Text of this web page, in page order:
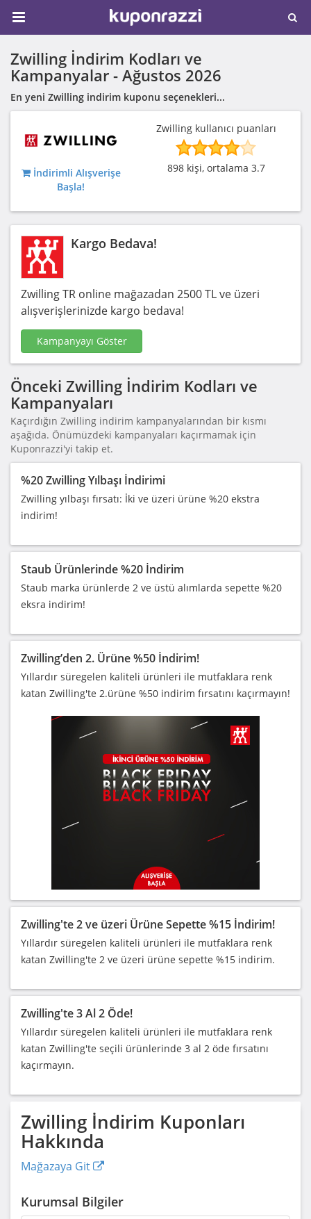
Zwilling İndirim Kodları ve
Kampanyalar - Ağustos 2026
En yeni Zwilling indirim kuponu seçenekleri...
İndirimli Alışverişe
Başla!
Zwilling kullanıcı puanları
898 kişi, ortalama 3.7
Kargo Bedava!
Zwilling TR online mağazadan 2500 TL ve üzeri
alışverişlerinizde kargo bedava!
Kampanyayı Göster
Önceki Zwilling İndirim Kodları ve
Kampanyaları
Kaçırdığın Zwilling indirim kampanyalarından bir kısmı
aşağıda. Önümüzdeki kampanyaları kaçırmamak için
Kuponrazzi'yi takip et.
%20 Zwilling Yılbaşı İndirimi
Zwilling yılbaşı fırsatı: İki ve üzeri ürüne %20 ekstra
indirim!
Staub Ürünlerinde %20 İndirim
Staub marka ürünlerde 2 ve üstü alımlarda sepette %20
eksra indirim!
Zwilling’den 2. Ürüne %50 İndirim!
Yıllardır süregelen kaliteli ürünleri ile mutfaklara renk
katan Zwilling'te 2.ürüne %50 indirim fırsatını kaçırmayın!
Zwilling'te 2 ve üzeri Ürüne Sepette %15 İndirim!
Yıllardır süregelen kaliteli ürünleri ile mutfaklara renk
katan Zwilling'te 2 ve üzeri ürüne sepette %15 indirim.
Zwilling'te 3 Al 2 Öde!
Yıllardır süregelen kaliteli ürünleri ile mutfaklara renk
katan Zwilling'te seçili ürünlerinde 3 al 2 öde fırsatını
kaçırmayın.
Zwilling İndirim Kuponları
Hakkında
Mağazaya Git
Kurumsal Bilgiler